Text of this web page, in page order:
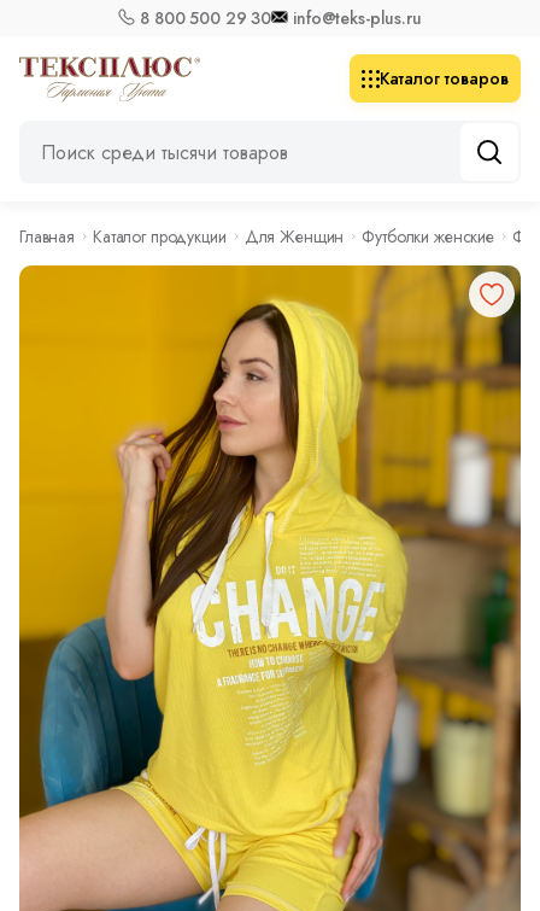
8 800 500 29 30 info@teks-plus.ru
Каталог товаров
Главная Каталог продукции Для Женщин Футболки женские